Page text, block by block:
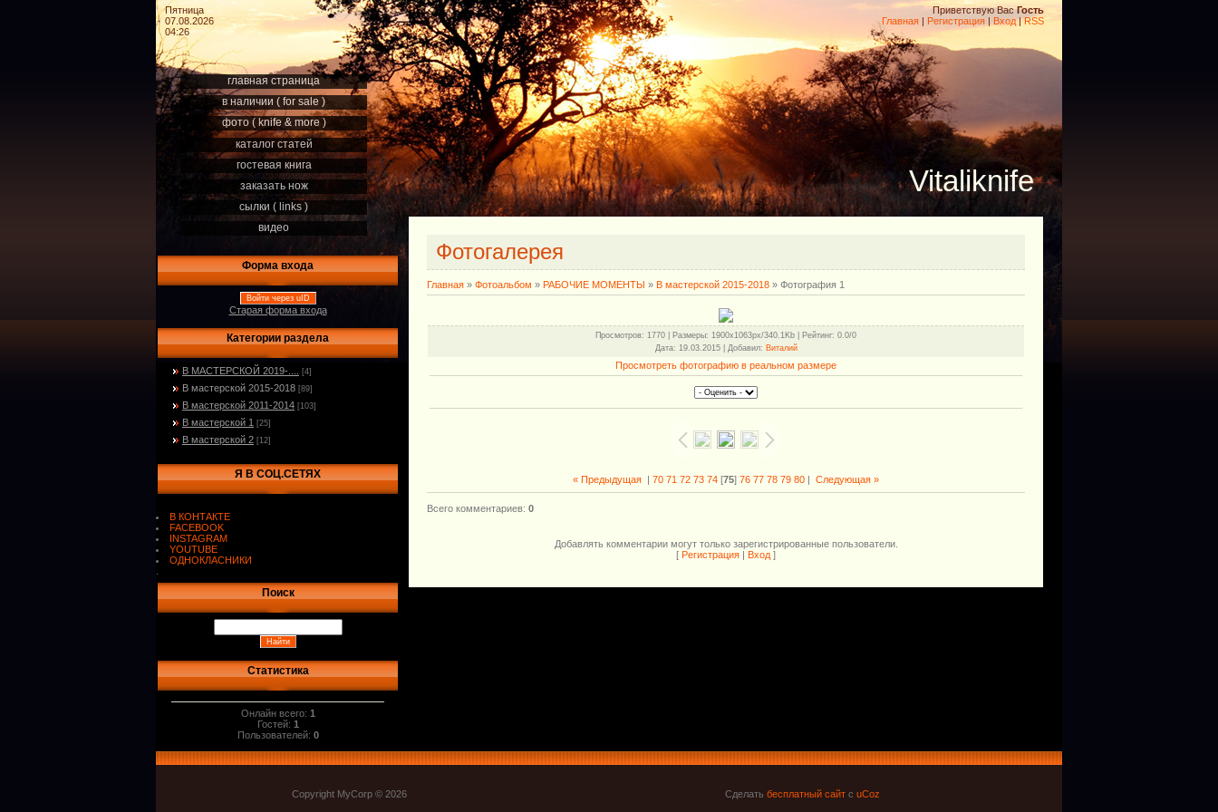
Пятница
07.08.2026
04:26
Приветствую Вас Гость
Главная | Регистрация | Вход|RSS
главная страница
в наличии ( for sale )
фото ( knife & more )
каталог статей
гостевая книга
заказать нож
сылки ( links )
видео
Форма входа
Войти через uID
Старая форма входа
Категории раздела
В МАСТЕРСКОЙ 2019-.... [4]
В мастерской 2015-2018 [89]
В мастерской 2011-2014 [103]
В мастерской 1 [25]
В мастерской 2 [12]
Я В СОЦ.СЕТЯХ
В КОНТАКТЕ
FACEBOOK
INSTAGRAM
YOUTUBE
ОДНОКЛАСНИКИ
Поиск
Статистика
Онлайн всего: 1
Гостей: 1
Пользователей: 0
Vitaliknife
Фотогалерея
Главная » Фотоальбом » РАБОЧИЕ МОМЕНТЫ » В мастерской 2015-2018 » Фотография 1
Просмотров: 1770 | Размеры: 1900x1063px/340.1Kb | Рейтинг: 0.0/0
Дата: 19.03.2015 | Добавил: Виталий
Просмотреть фотографию в реальном размере
« Предыдущая | 70 71 72 73 74 [75] 76 77 78 79 80 | Следующая »
Всего комментариев: 0
Добавлять комментарии могут только зарегистрированные пользователи.
[ Регистрация Вход ]
Copyright MyCorp © 2026 Сделать бесплатный сайт с uCoz